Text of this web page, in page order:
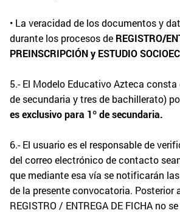
• La veracidad de los documentos y
durante los procesos de REGISTRO/
PREINSCRIPCIÓN y ESTUDIO
5.- El Modelo Educativo Azteca consta
de secundaria y tres de bachillerato)
es exclusivo para 1º de secundaria.
6.- El usuario es el responsable de
del correo electrónico de contacto
que mediante esa vía se notificarán
de la presente convocatoria. Posterior
REGISTRO / ENTREGA DE FICHA no